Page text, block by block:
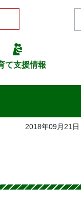
て支援情報
2018年09月21日